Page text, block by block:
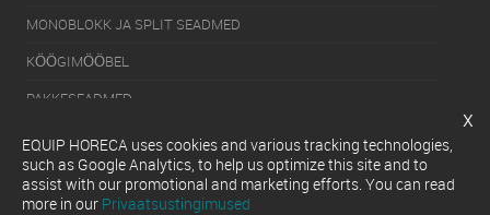
MONOBLOKK JA SPLIT SEADMED
KÖÖGIMÖÖBEL
PAKKESEADMED
KÜLMUTUSSEADMED
SERVEERIMISSEADMED
NÕUDEPESUMASINAD
x
EQUIP HORECA uses cookies and various tracking technologies,
such as Google Analytics, to help us optimize this site and to
assist with our promotional and marketing efforts. You can read
more in our Privaatsustingimused